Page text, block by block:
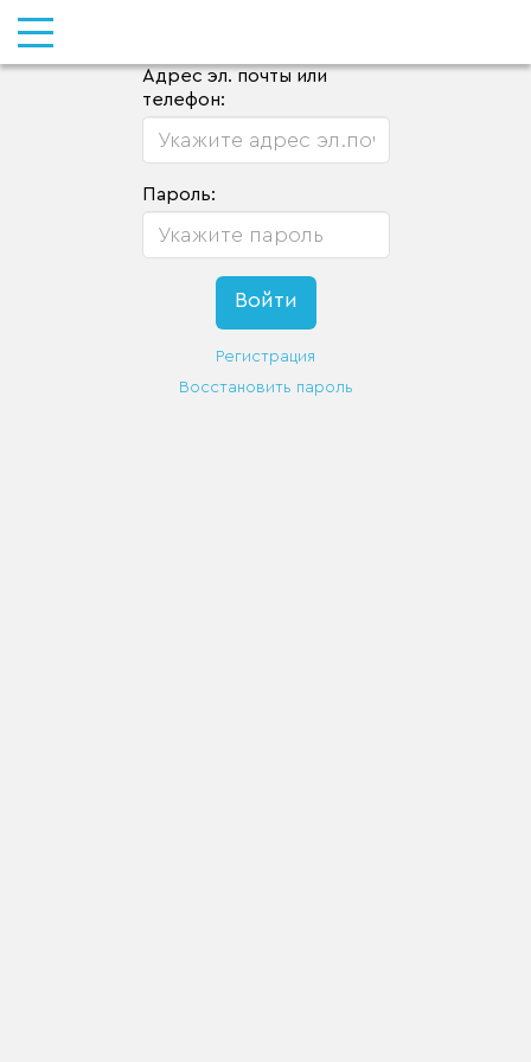
Адрес эл. почты или
телефон:
Пароль:
Регистрация
Восстановить пароль